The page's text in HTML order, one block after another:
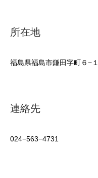
所在地
福島県福島市鎌田字町６−１
連絡先
024−563−4731